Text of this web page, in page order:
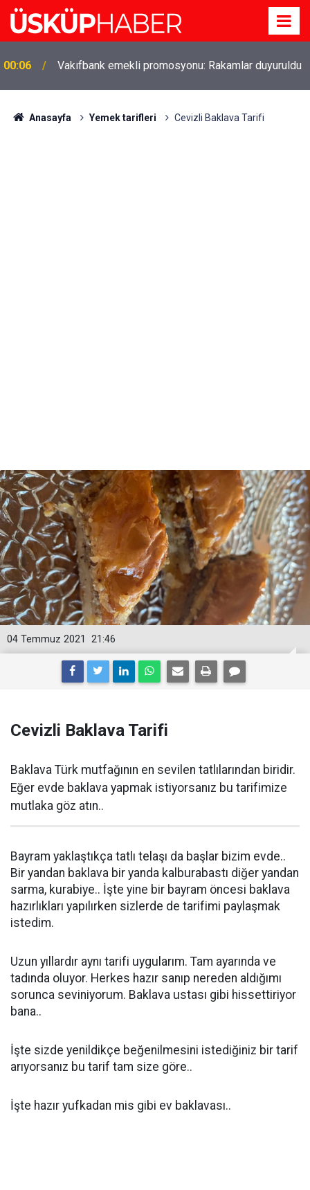
19:21
Gözde oldu! Hem köy hem mahalle hayatı iç içe!
İzmir'deki doğal semt
Anasayfa Yemek tarifleri Cevizli Baklava Tarifi
21:46
04 Temmuz 2021
Cevizli Baklava Tarifi
Baklava Türk mutfağının en sevilen tatlılarından biridir.
Eğer evde baklava yapmak istiyorsanız bu tarifimize
mutlaka göz atın..
Bayram yaklaştıkça tatlı telaşı da başlar bizim evde..
Bir yandan baklava bir yanda kalburabastı diğer yandan
sarma, kurabiye.. İşte yine bir bayram öncesi baklava
hazırlıkları yapılırken sizlerde de tarifimi paylaşmak
istedim.
Uzun yıllardır aynı tarifi uygularım. Tam ayarında ve
tadında oluyor. Herkes hazır sanıp nereden aldığımı
sorunca seviniyorum. Baklava ustası gibi hissettiriyor
bana..
İşte sizde yenildikçe beğenilmesini istediğiniz bir tarif
arıyorsanız bu tarif tam size göre..
İşte hazır yufkadan mis gibi ev baklavası..